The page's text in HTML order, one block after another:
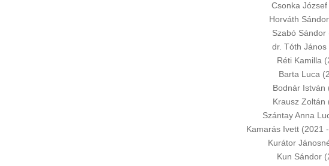
Csonka
Horváth
Szabó Sándor
dr. Tóth János
Réti Kamilla
Barta Luca
Bodnár István
Krausz Zoltán
Szántay Anna
Kamarás Ivett (2021
Kurátor
Kun Sándor